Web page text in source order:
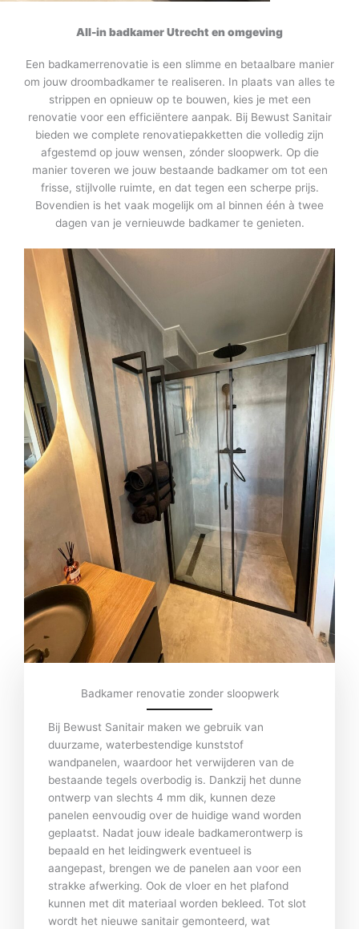
All-in badkamer Utrecht en omgeving
Een badkamerrenovatie is een slimme en betaalbare manier
om jouw droombadkamer te realiseren. In plaats van alles te
strippen en opnieuw op te bouwen, kies je met een
renovatie voor een efficiëntere aanpak. Bij Bewust Sanitair
bieden we complete renovatiepakketten die volledig zijn
afgestemd op jouw wensen, zónder sloopwerk. Op die
manier toveren we jouw bestaande badkamer om tot een
frisse, stijlvolle ruimte, en dat tegen een scherpe prijs.
Bovendien is het vaak mogelijk om al binnen één à twee
dagen van je vernieuwde badkamer te genieten.
Badkamer renovatie zonder sloopwerk
Bij Bewust Sanitair maken we gebruik van
duurzame, waterbestendige kunststof
wandpanelen, waardoor het verwijderen van de
bestaande tegels overbodig is. Dankzij het dunne
ontwerp van slechts 4 mm dik, kunnen deze
panelen eenvoudig over de huidige wand worden
geplaatst. Nadat jouw ideale badkamerontwerp is
bepaald en het leidingwerk eventueel is
aangepast, brengen we de panelen aan voor een
strakke afwerking. Ook de vloer en het plafond
kunnen met dit materiaal worden bekleed. Tot slot
wordt het nieuwe sanitair gemonteerd, wat